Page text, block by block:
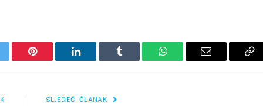
Pinterest LinkedIn Tumblr WhatsAppEmail
SLJEDEĆI ČLANAK